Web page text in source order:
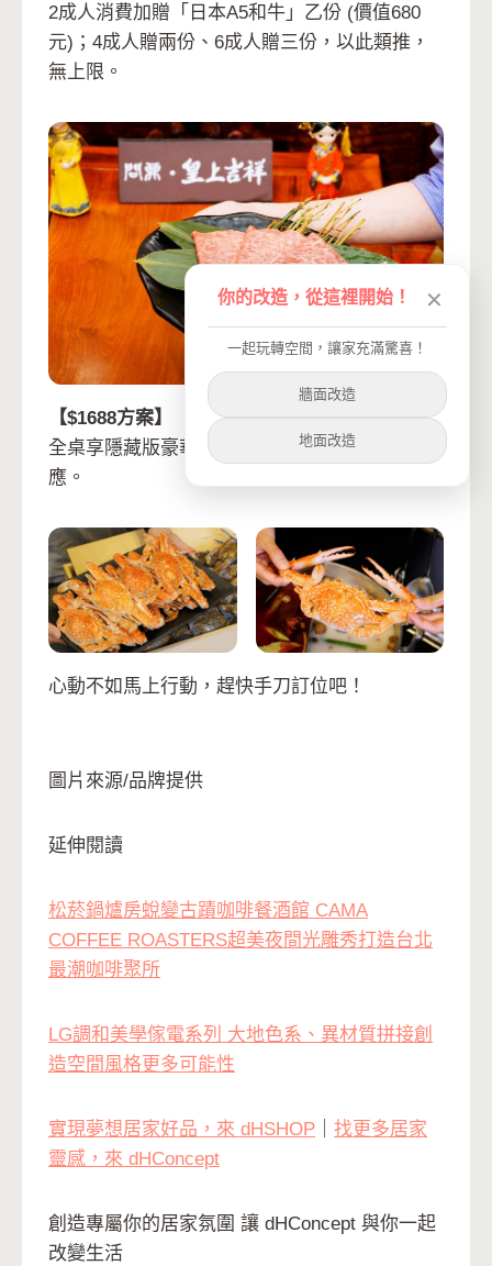
2成人消費加贈「日本A5和牛」乙份 (價值680
元)；4成人贈兩份、6成人贈三份，以此類推，
無上限。
【$1688方案】
全桌享隱藏版豪華菜色「佐渡花蟹」無限量供
應。
心動不如馬上行動，趕快手刀訂位吧！
圖片來源/品牌提供
延伸閱讀
松菸鍋爐房蛻變古蹟咖啡餐酒館 CAMA
COFFEE ROASTERS超美夜間光雕秀打造台北
最潮咖啡聚所
LG調和美學傢電系列 大地色系、異材質拼接創
造空間風格更多可能性
實現夢想居家好品，來 dHSHOP
找更多居家
靈感，來 dHConcept
創造專屬你的居家氛圍 讓 dHConcept 與你一起
改變生活
你的改造，從這裡開始！ ✕
一起玩轉空間，讓家充滿驚喜！
牆面改造
地面改造